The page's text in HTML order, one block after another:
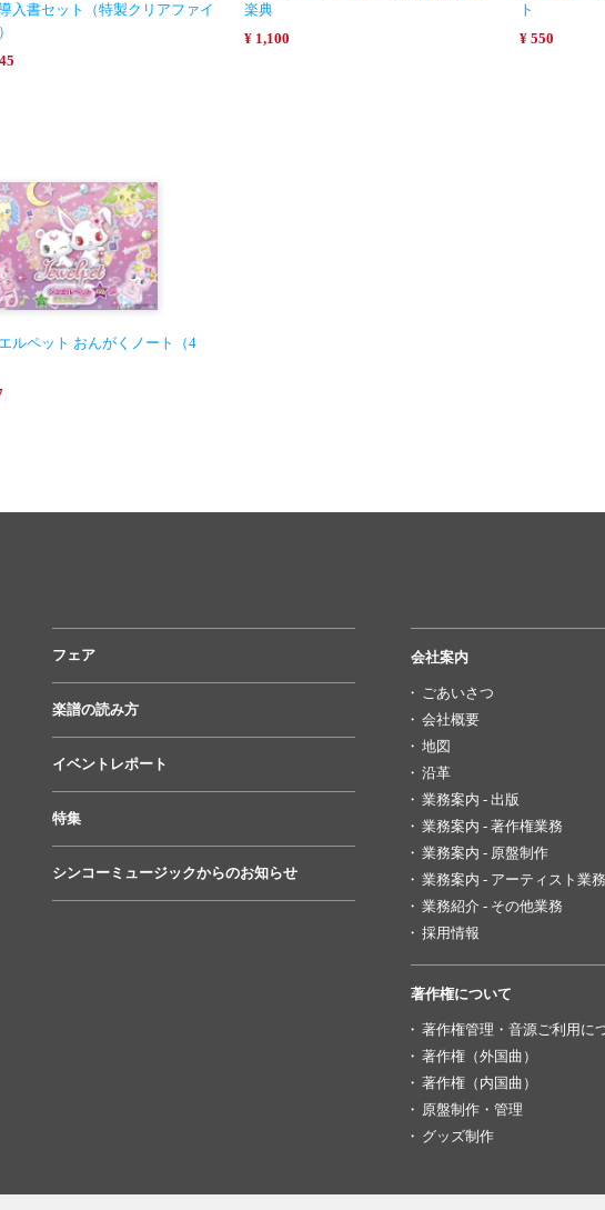
入書セット（特製クリアファイ
楽典
¥ 1,100
ト
¥ 550
ルペット おんがくノート（4
フェア
楽譜の読み方
イベントレポート
特集
シンコーミュージックからのお知らせ
会社案内
ごあいさつ
会社概要
地図
沿革
業務案内 - 出版
業務案内 - 著作権業務
業務案内 - 原盤制作
業務案内 - アーティスト業務
業務紹介 - その他業務
採用情報
著作権について
著作権管理・音源ご利用に
著作権（外国曲）
著作権（内国曲）
原盤制作・管理
グッズ制作